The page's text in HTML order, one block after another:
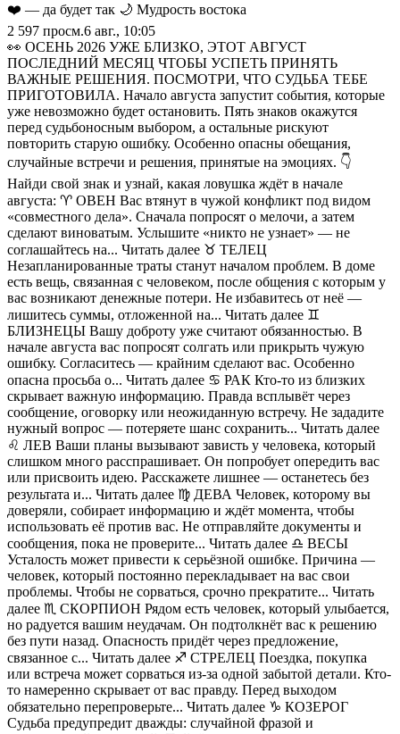
❤️ — да будет так 🌙 Мудрость востока
2 597 просм.6 авг., 10:05
👀 ОСЕНЬ 2026 УЖЕ БЛИЗКО, ЭТОТ АВГУСТ
ПОСЛЕДНИЙ МЕСЯЦ ЧТОБЫ УСПЕТЬ ПРИНЯТЬ
ВАЖНЫЕ РЕШЕНИЯ. ПОСМОТРИ, ЧТО СУДЬБА ТЕБЕ
ПРИГОТОВИЛА. Начало августа запустит события, которые
уже невозможно будет остановить. Пять знаков окажутся
перед судьбоносным выбором, а остальные рискуют
повторить старую ошибку. Особенно опасны обещания,
случайные встречи и решения, принятые на эмоциях. 👇
Найди свой знак и узнай, какая ловушка ждёт в начале
августа: ♈️ ОВЕН Вас втянут в чужой конфликт под видом
«совместного дела». Сначала попросят о мелочи, а затем
сделают виноватым. Услышите «никто не узнает» — не
соглашайтесь на... Читать далее ♉️ ТЕЛЕЦ
Незапланированные траты станут началом проблем. В доме
есть вещь, связанная с человеком, после общения с которым у
вас возникают денежные потери. Не избавитесь от неё —
лишитесь суммы, отложенной на... Читать далее ♊️
БЛИЗНЕЦЫ Вашу доброту уже считают обязанностью. В
начале августа вас попросят солгать или прикрыть чужую
ошибку. Согласитесь — крайним сделают вас. Особенно
опасна просьба о... Читать далее ♋️ РАК Кто-то из близких
скрывает важную информацию. Правда всплывёт через
сообщение, оговорку или неожиданную встречу. Не зададите
нужный вопрос — потеряете шанс сохранить... Читать далее
♌️ ЛЕВ Ваши планы вызывают зависть у человека, который
слишком много расспрашивает. Он попробует опередить вас
или присвоить идею. Расскажете лишнее — останетесь без
результата и... Читать далее ♍️ ДЕВА Человек, которому вы
доверяли, собирает информацию и ждёт момента, чтобы
использовать её против вас. Не отправляйте документы и
сообщения, пока не проверите... Читать далее ♎️ ВЕСЫ
Усталость может привести к серьёзной ошибке. Причина —
человек, который постоянно перекладывает на вас свои
проблемы. Чтобы не сорваться, срочно прекратите... Читать
далее ♏️ СКОРПИОН Рядом есть человек, который улыбается,
но радуется вашим неудачам. Он подтолкнёт вас к решению
без пути назад. Опасность придёт через предложение,
связанное с... Читать далее ♐️ СТРЕЛЕЦ Поездка, покупка
или встреча может сорваться из-за одной забытой детали. Кто-
то намеренно скрывает от вас правду. Перед выходом
обязательно перепроверьте... Читать далее ♑️ КОЗЕРОГ
Судьба предупредит дважды: случайной фразой и